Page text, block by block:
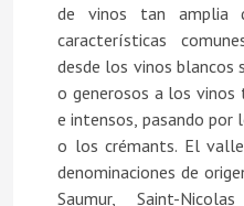
de vinos tan amplia
características
desde los vinos blancos
o generosos a los
e intensos, pasando por
o los crémants. El
denominaciones de
Saumur, Saint-